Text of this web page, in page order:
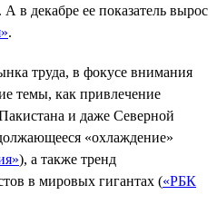
в декабре ее показатель вырос
.
труда, в фокусе внимания
темы, как привлечение
и даже Северной
«охлаждение»
), а также тренд
в мировых гигантах («РБК